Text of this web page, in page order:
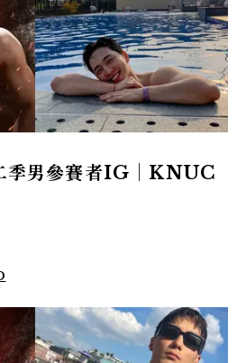
季男參賽者IG｜KNUC